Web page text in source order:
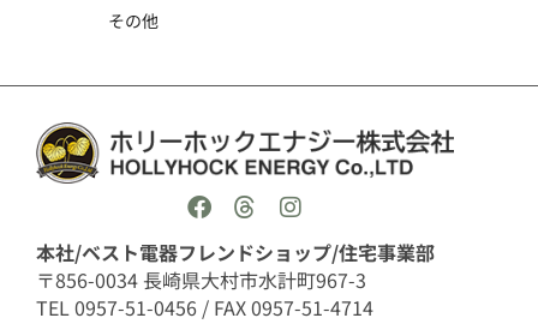
その他
本社/ベスト電器フレンドショップ/住宅事業部
〒856-0034 長崎県大村市水計町967-3
TEL 0957-51-0456 / FAX 0957-51-4714